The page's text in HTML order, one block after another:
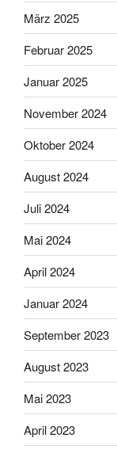
März 2025
Februar 2025
Januar 2025
November 2024
Oktober 2024
August 2024
Juli 2024
Mai 2024
April 2024
Januar 2024
September 2023
August 2023
Mai 2023
April 2023